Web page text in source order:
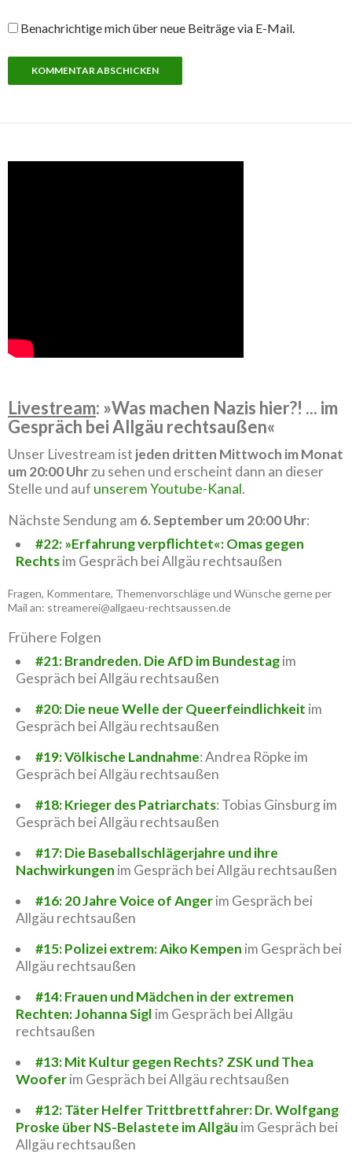
Benachrichtige mich über neue Beiträge via E-Mail.
Livestream: »Was machen Nazis hier?! ... im
Gespräch bei Allgäu rechtsaußen«
Unser Livestream ist jeden dritten Mittwoch im Monat
um 20:00 Uhrzu sehen und erscheint dann an dieser
Stelle und auf unserem Youtube-Kanal.
Nächste Sendung am 6. September um 20:00 Uhr:
#22: »Erfahrung verpflichtet«: Omas gegen
Rechtsim Gespräch bei Allgäu rechtsaußen
Fragen, Kommentare, Themenvorschläge und Wünsche gerne per
Mail an: streamerei@allgaeu-rechtsaussen.de
Frühere Folgen
#21: Brandreden. Die AfD im Bundestagim
Gespräch bei Allgäu rechtsaußen
#20: Die neue Welle der Queerfeindlichkeit im
Gespräch bei Allgäu rechtsaußen
#19: Völkische Landnahme: Andrea Röpke im
Gespräch bei Allgäu rechtsaußen
#18: Krieger des Patriarchats: Tobias Ginsburg im
Gespräch bei Allgäu rechtsaußen
#17: Die Baseballschlägerjahre und ihre
Nachwirkungen im Gespräch bei Allgäu rechtsaußen
#16: 20 Jahre Voice of Angerim Gespräch bei
Allgäu rechtsaußen
#15: Polizei extrem: Aiko Kempen im Gespräch bei
Allgäu rechtsaußen
#14: Frauen und Mädchen in der extremen
Rechten: Johanna Sigl im Gespräch bei Allgäu
rechtsaußen
#13: Mit Kultur gegen Rechts? ZSK und Thea
Wooferim Gespräch bei Allgäu rechtsaußen
#12: Täter Helfer Trittbrettfahrer: Dr. Wolfgang
Proske über NS-Belastete im Allgäu im Gespräch bei
Allgäu rechtsaußen